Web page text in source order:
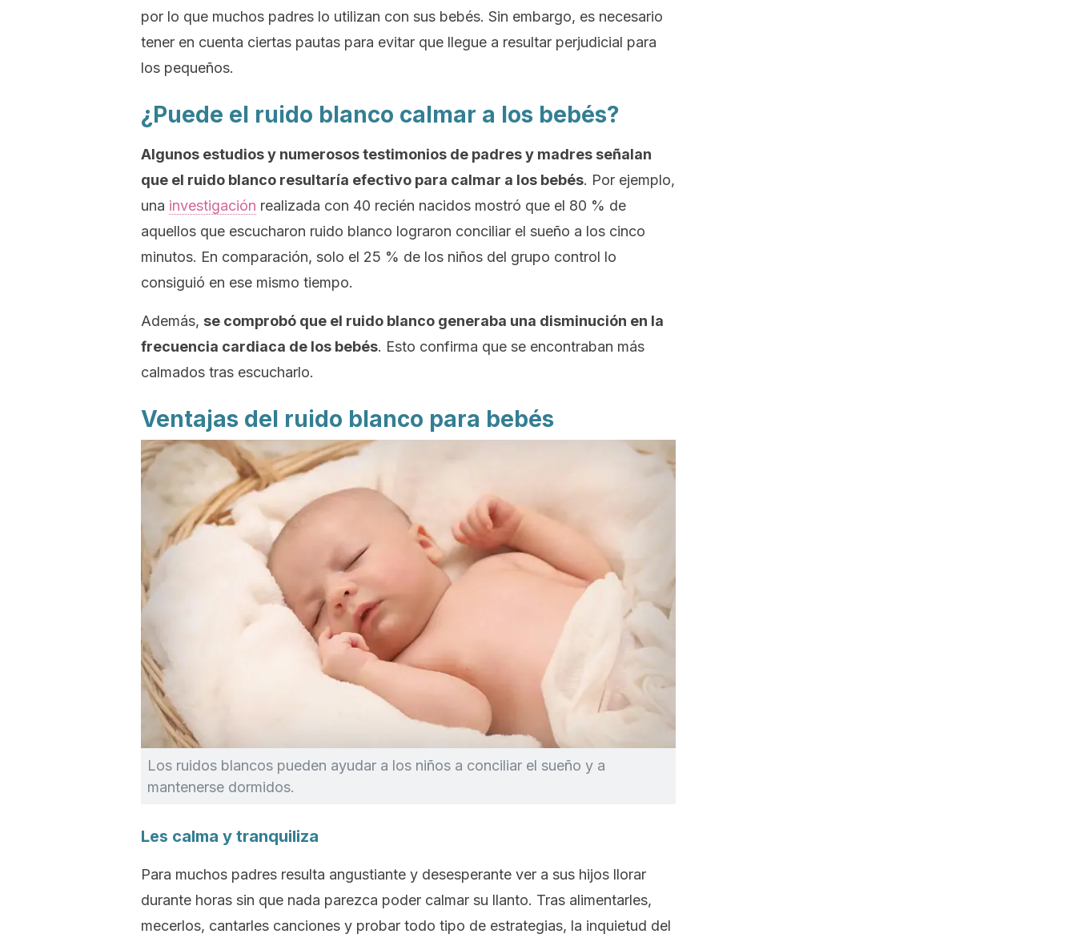
por lo que muchos padres lo utilizan con sus bebés. Sin embargo, es necesario
tener en cuenta ciertas pautas para evitar que llegue a resultar perjudicial para
los pequeños.
¿Puede el ruido blanco calmar a los bebés?
Algunos estudios y numerosos testimonios de padres y madres señalan
que el ruido blanco resultaría efectivo para calmar a los bebés. Por ejemplo,
una investigación realizada con 40 recién nacidos mostró que el 80 % de
aquellos que escucharon ruido blanco lograron conciliar el sueño a los cinco
minutos. En comparación, solo el 25 % de los niños del grupo control lo
consiguió en ese mismo tiempo.
Además, se comprobó que el ruido blanco generaba una disminución en la
frecuencia cardiaca de los bebés. Esto confirma que se encontraban más
calmados tras escucharlo.
Ventajas del ruido blanco para bebés
Los ruidos blancos pueden ayudar a los niños a conciliar el sueño y a
mantenerse dormidos.
Les calma y tranquiliza
Para muchos padres resulta angustiante y desesperante ver a sus hijos llorar
durante horas sin que nada parezca poder calmar su llanto. Tras alimentarles,
mecerlos, cantarles canciones y probar todo tipo de estrategias, la inquietud del